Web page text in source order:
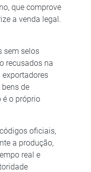
que comprove
a venda legal.
sem selos
recusados na
exportadores
de
é o próprio
oficiais,
a produção,
real e